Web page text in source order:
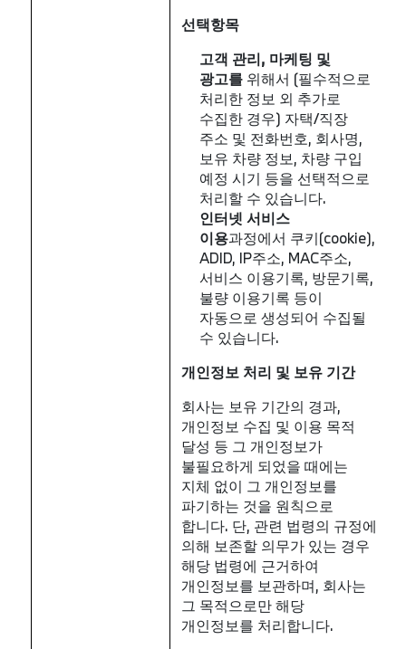
선택항목
고객 관리, 마케팅 및
광고를 위해서 (필수적으로
처리한 정보 외 추가로
수집한 경우) 자택/직장
주소 및 전화번호, 회사명,
보유 차량 정보, 차량 구입
예정 시기 등을 선택적으로
처리할 수 있습니다.
인터넷 서비스
이용과정에서 쿠키(cookie),
ADID, IP주소, MAC주소,
서비스 이용기록, 방문기록,
불량 이용기록 등이
자동으로 생성되어 수집될
수 있습니다.
개인정보 처리 및 보유 기간
회사는 보유 기간의 경과,
개인정보 수집 및 이용 목적
달성 등 그 개인정보가
불필요하게 되었을 때에는
지체 없이 그 개인정보를
파기하는 것을 원칙으로
합니다. 단, 관련 법령의 규정에
의해 보존할 의무가 있는 경우
해당 법령에 근거하여
개인정보를 보관하며, 회사는
그 목적으로만 해당
개인정보를 처리합니다.